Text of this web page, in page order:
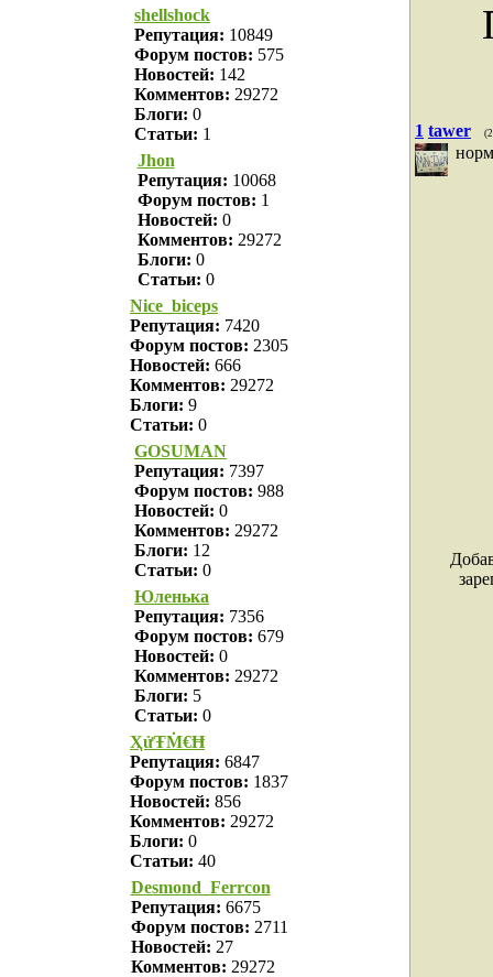
shellshock
Репутация: 10849
Форум постов: 575
Новостей: 142
Комментов: 29272
Блоги: 0
Статьи: 1
Jhon
Репутация: 10068
Форум постов: 1
Новостей: 0
Комментов: 29272
Блоги: 0
Статьи: 0
Nice_biceps
Репутация: 7420
Форум постов: 2305
Новостей: 666
Комментов: 29272
Блоги: 9
Статьи: 0
GOSUMAN
Репутация: 7397
Форум постов: 988
Новостей: 0
Комментов: 29272
Блоги: 12
Статьи: 0
Юленька
Репутация: 7356
Форум постов: 679
Новостей: 0
Комментов: 29272
Блоги: 5
Статьи: 0
ҲửŦṀ€Ħ
Репутация: 6847
Форум постов: 1837
Новостей: 856
Комментов: 29272
Блоги: 0
Статьи: 40
Desmond_Ferrcon
Репутация: 6675
Форум постов: 2711
Новостей: 27
Комментов: 29272
1 tawer
норм